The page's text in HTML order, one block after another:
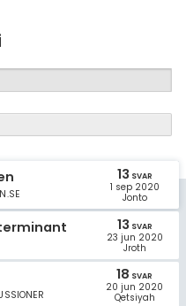
13 SVAR
1 sep 2020
Jonto
13 SVAR
23 jun 2020
Jroth
18 SVAR
20 jun 2020
Qetsiyah
diskussioner
För lärare
Om Pluggakuten